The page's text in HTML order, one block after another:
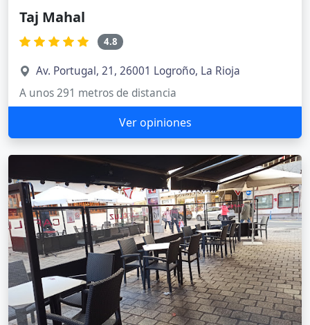
Taj Mahal
4.8
Av. Portugal, 21, 26001 Logroño, La Rioja
A unos 291 metros de distancia
Ver opiniones